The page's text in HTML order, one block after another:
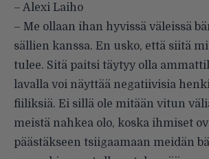
– Alexi Laiho
– Me ollaan ihan hyvissä väleissä
sällien kanssa. En usko, että siitä
tulee. Sitä paitsi täytyy olla
lavalla voi näyttää negatiivisia
fiiliksiä. Ei sillä ole mitään vitun
meistä nahkea olo, koska ihmiset
päästäkseen tsiigaamaan meidän